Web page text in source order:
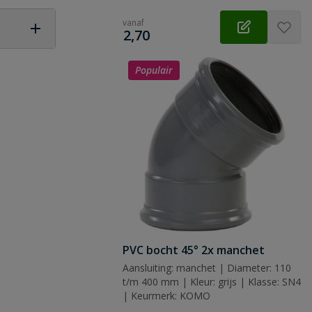
vanaf
€
2,70
Populair
PVC bocht 45° 2x manchet
Aansluiting: manchet | Diameter: 110
t/m 400 mm | Kleur: grijs | Klasse: SN4
| Keurmerk: KOMO